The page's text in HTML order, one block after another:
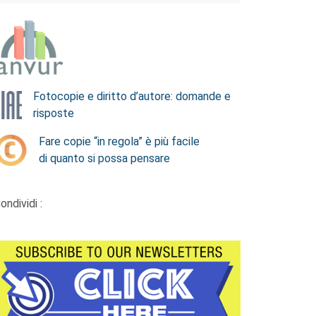
Fotocopie e diritto d’autore: domande e
risposte
Fare copie “in regola” è più facile
di quanto si possa pensare
: